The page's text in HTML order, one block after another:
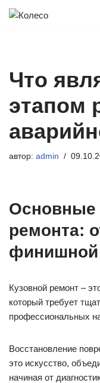
Что
этапом
автор: admin
Основные
ремонта:
финишной
Кузовной ремонт –
который требует
профессиональных
Восстановление
это искусство,
начиная от